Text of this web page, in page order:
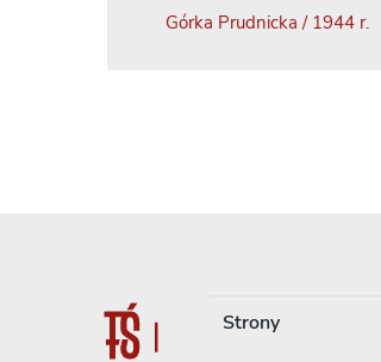
Górka Prudnicka / 1944 r.
Strony